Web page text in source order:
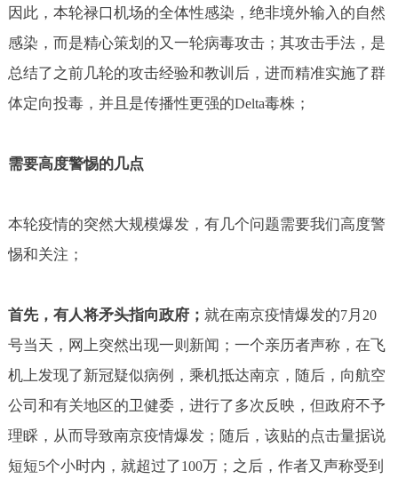
因此，本轮禄口机场的全体性感染，绝非境外输入的自然
感染，而是精心策划的又一轮病毒攻击；其攻击手法，是
总结了之前几轮的攻击经验和教训后，进而精准实施了群
体定向投毒，并且是传播性更强的Delta毒株；
需要高度警惕的几点
本轮疫情的突然大规模爆发，有几个问题需要我们高度警
惕和关注；
首先，有人将矛头指向政府； 就在南京疫情爆发的7月 20
号当天，网上突然出现一则新闻；一个亲历者声称，在飞
机上发现了新冠疑似病例，乘机抵达南京，随后，向航空
公司和有关地区的卫健委，进行了多次反映，但政府不予
理睬，从而导致南京疫情爆发；随后，该贴的点击量据说
短短5个小时内，就超过了100万；之后，作者又声称受到